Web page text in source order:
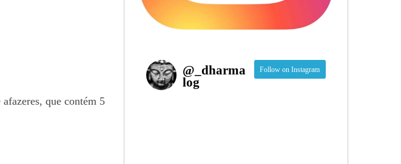
que contém 5
@ _dharma
log
Follow on Instagram